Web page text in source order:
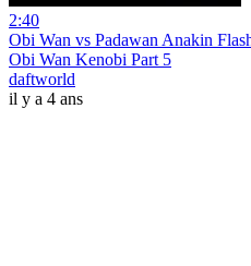
2:40
Obi Wan vs Padawan Anakin
Obi Wan Kenobi Part 5
daftworld
il y a 4 ans